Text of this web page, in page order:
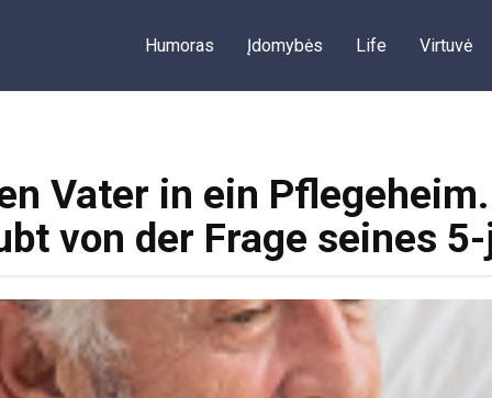
Humoras Įdomybės Life Virtuvė
Vater in ein
von der Frage seines